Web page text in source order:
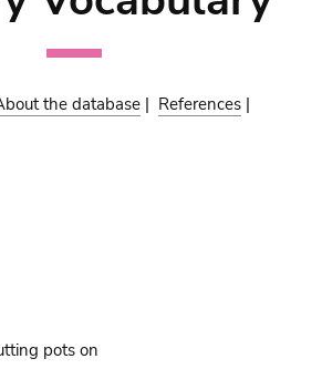
the database | References |
pots on